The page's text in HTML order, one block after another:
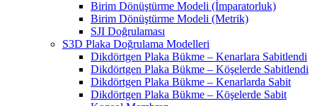
Birim Dönüştürme Modeli (İmparatorluk)
Birim Dönüştürme Modeli (Metrik)
SJI Doğrulaması
S3D Plaka Doğrulama Modelleri
Dikdörtgen Plaka Bükme – Kenarlara Sabitlendi
Dikdörtgen Plaka Bükme – Köşelerde Sabitlendi
Dikdörtgen Plaka Bükme – Kenarlarda Sabit
Dikdörtgen Plaka Bükme – Köşelerde Sabit